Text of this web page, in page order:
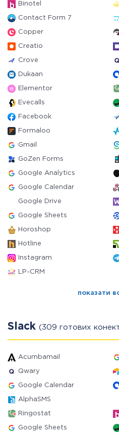
Binotel
Contact Form 7
Copper
Creatio
Crove
Dukaan
Elementor
Evecalls
Facebook
Formaloo
Gmail
GoZen Forms
Google Analytics
Google Calendar
Google Drive
Google Sheets
Horoshop
Hotline
Instagram
LP-CRM
показати
Slack (309 готових
Acumbamail
Qwary
Google Calendar
AlphaSMS
Ringostat
Google Sheets